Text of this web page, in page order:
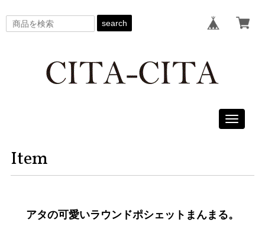
search
Toggle
Item
アタの可愛いラウンドポシェットまんまる。